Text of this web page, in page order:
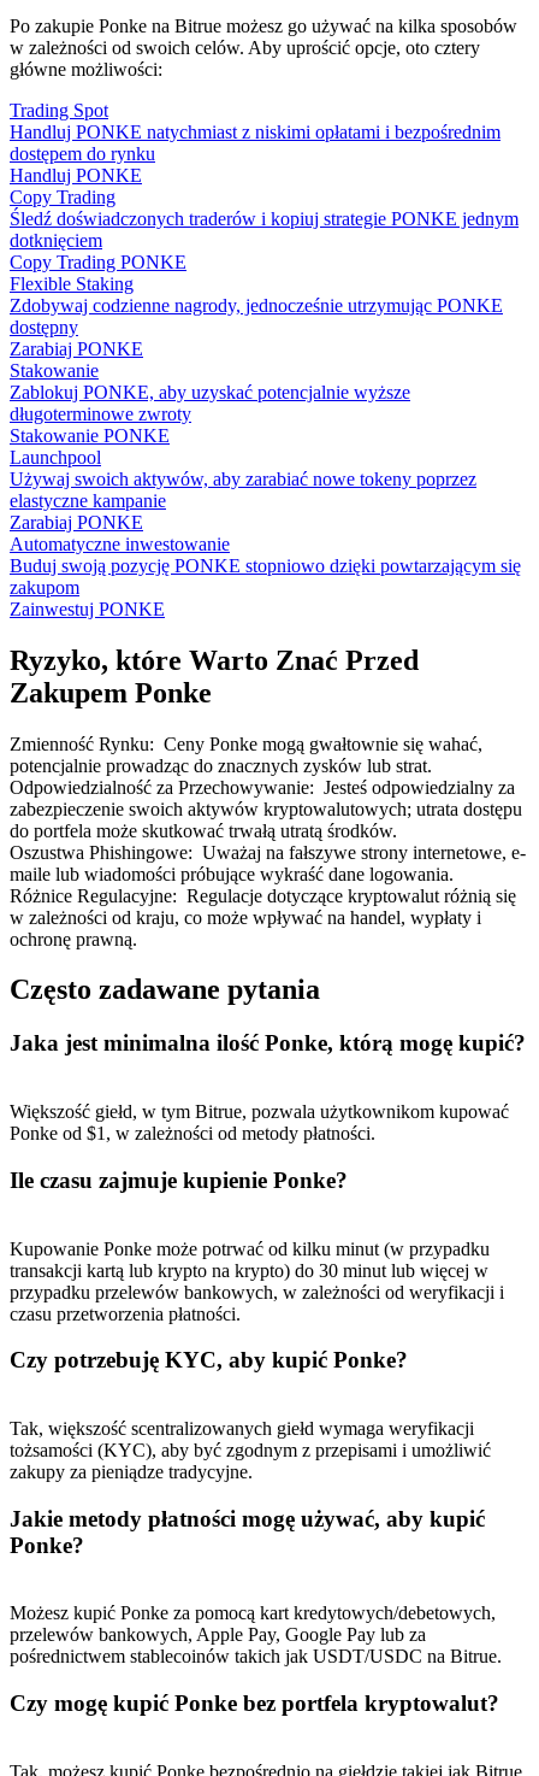
Po zakupie Ponke na Bitrue możesz go używać na kilka sposobów
w zależności od swoich celów. Aby uprościć opcje, oto cztery
główne możliwości:
Trading Spot
Handluj PONKE natychmiast z niskimi opłatami i bezpośrednim
dostępem do rynku
Handluj PONKE
Copy Trading
Śledź doświadczonych traderów i kopiuj strategie PONKE jednym
dotknięciem
Copy Trading PONKE
Flexible Staking
Zdobywaj codzienne nagrody, jednocześnie utrzymując PONKE
dostępny
Zarabiaj PONKE
Stakowanie
Zablokuj PONKE, aby uzyskać potencjalnie wyższe
długoterminowe zwroty
Stakowanie PONKE
Launchpool
Używaj swoich aktywów, aby zarabiać nowe tokeny poprzez
elastyczne kampanie
Zarabiaj PONKE
Automatyczne inwestowanie
Buduj swoją pozycję PONKE stopniowo dzięki powtarzającym się
zakupom
Zainwestuj PONKE
Ryzyko, które Warto Znać Przed
Zakupem Ponke
Zmienność Rynku: Ceny Ponke mogą gwałtownie się wahać,
potencjalnie prowadząc do znacznych zysków lub strat.
Odpowiedzialność za Przechowywanie: Jesteś odpowiedzialny za
zabezpieczenie swoich aktywów kryptowalutowych; utrata dostępu
do portfela może skutkować trwałą utratą środków.
Oszustwa Phishingowe: Uważaj na fałszywe strony internetowe, e-
maile lub wiadomości próbujące wykraść dane logowania.
Różnice Regulacyjne: Regulacje dotyczące kryptowalut różnią się
w zależności od kraju, co może wpływać na handel, wypłaty i
ochronę prawną.
Często zadawane pytania
Jaka jest minimalna ilość Ponke, którą mogę kupić?
Większość giełd, w tym Bitrue, pozwala użytkownikom kupować
Ponke od $1, w zależności od metody płatności.
Ile czasu zajmuje kupienie Ponke?
Kupowanie Ponke może potrwać od kilku minut (w przypadku
transakcji kartą lub krypto na krypto) do 30 minut lub więcej w
przypadku przelewów bankowych, w zależności od weryfikacji i
czasu przetworzenia płatności.
Czy potrzebuję KYC, aby kupić Ponke?
Tak, większość scentralizowanych giełd wymaga weryfikacji
tożsamości (KYC), aby być zgodnym z przepisami i umożliwić
zakupy za pieniądze tradycyjne.
Jakie metody płatności mogę używać, aby kupić
Ponke?
Możesz kupić Ponke za pomocą kart kredytowych/debetowych,
przelewów bankowych, Apple Pay, Google Pay lub za
pośrednictwem stablecoinów takich jak USDT/USDC na Bitrue.
Czy mogę kupić Ponke bez portfela kryptowalut?
Tak, możesz kupić Ponke bezpośrednio na giełdzie takiej jak Bitrue